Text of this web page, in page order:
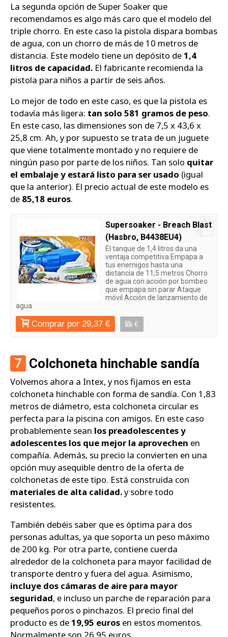
La segunda opción de Super Soaker que
recomendamos es algo más caro que el modelo del
triple chorro. En este caso la pistola dispara bombas
de agua, con un chorro de más de 10 metros de
distancia. Este modelo tiene un depósito de1,4
litros de capacidad. El fabricante recomienda la
pistola para niños a partir de seis años.
Lo mejor de todo en este caso, es que la pistola es
todavía más ligera: tan solo 581 gramos de peso.
En este caso, las dimensiones son de 7,5 x 43,6 x
25,8 cm. Ah, y por supuesto se trata de un juguete
que viene totalmente montado y no requiere de
ningún paso por parte de los niños. Tan solo quitar
el embalaje y estará listo para ser usado (igual
que la anterior). El precio actual de este modelo es
de 85,18 euros.
Supersoaker - Breach Blast
(Hasbro, B4438EU4)
El tanque de 1,4 litros da una
ventaja competitiva Empapa a
tus enemigos hasta una
distancia de 11,5 metros Chorro
de agua con acción por bombeo
que empapa sin parar Ataque
móvil Acción de lanzamiento de
agua
Comprar por 29,37 € €
7 Colchoneta hinchable sandía
Volvemos ahora a Intex, y nos fijamos en esta
colchoneta hinchable con forma de sandía. Con 1,83
metros de diámetro, esta colchoneta circular es
perfecta para la piscina con amigos. En este caso
probablemente sean los preadolescentes y
adolescentes los que mejor la aprovechen en
compañía. Además, su precio la convierten en una
opción muy asequible dentro de la oferta de
colchonetas de este tipo. Está construida con
materiales de alta calidad.y sobre todo
resistentes.
También debéis saber que es óptima para dos
personas adultas, ya que soporta un peso máximo
de 200 kg. Por otra parte, contiene cuerda
alrededor de la colchoneta para mayor facilidad de
transporte dentro y fuera del agua. Asimismo,
incluye dos cámaras de aire para mayor
seguridad, e incluso un parche de reparación para
pequeños poros o pinchazos. El precio final del
producto es de19,95 euros en estos momentos.